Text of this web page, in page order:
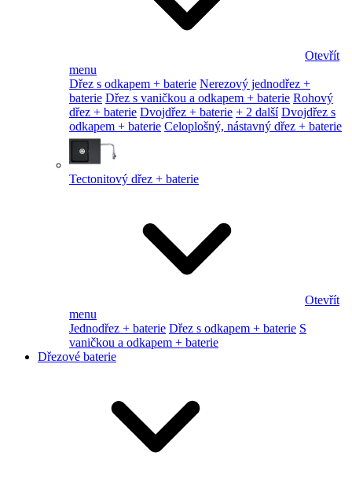
Otevřít
menu
Dřez s odkapem + baterie Nerezový jednodřez +
baterie Dřez s vaničkou a odkapem + baterie Rohový
dřez + baterie Dvojdřez + baterie + 2 další Dvojdřez s
odkapem + baterie Celoplošný, nástavný dřez + baterie
Tectonitový dřez + baterie
Otevřít
menu
Jednodřez + baterie Dřez s odkapem + baterie S
vaničkou a odkapem + baterie
Dřezové baterie